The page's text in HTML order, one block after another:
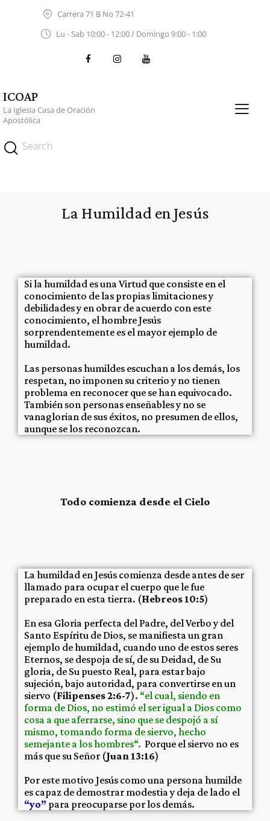
Carrera 71 B No 72-41
Lu - Sab 10:00 - 12:00 / Domingo 9:00 - 1:00
ICOAP
La Iglesia Casa de Oración
Apostólica
La Humildad en Jesús
Si la humildad es una Virtud que consiste en el
conocimiento delas propiaslimitacionesy
debilidadesy en obrar de acuerdo con este
conocimiento, el hombre Jesús
sorprendentemente es el mayor ejemplo de
humildad.
Las personas humildes escuchan a los demás, los
respetan, no imponen su criterio y no tienen
problema en reconocer que se han equivocado.
También son personas enseñables y no se
vanaglorian de sus éxitos, no presumen de ellos,
aunque se los reconozcan.
Todo comienza desde el Cielo
La humildad en Jesús comienza desde antes de ser
llamado para ocupar el cuerpo que le fue
preparado en esta tierra. (Hebreos 10:5)
En esa Gloria perfecta del Padre, del Verbo y del
Santo Espíritu de Dios, se manifiesta un gran
ejemplo de humildad, cuando uno de estos seres
Eternos, se despoja de sí, de su Deidad, de Su
gloria, de Su puesto Real, para estar bajo
sujeción, bajo autoridad, para convertirse en un
siervo (Filipenses 2:6-7). “el cual, siendo en
forma de Dios, no estimó el ser igual a Dios como
cosa a que aferrarse, sino que se despojó a sí
mismo, tomando forma de siervo, hecho
semejante a los hombres“. Porque el siervo no es
más que su Señor (Juan 13:16)
Por este motivo Jesús como una persona humilde
es capaz de demostrar modestia y deja de lado el
“yo” para preocuparse por los demás.